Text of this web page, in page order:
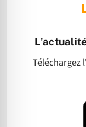
Téléchargez